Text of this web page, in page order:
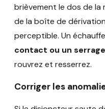
brièvement le dos de la
de la boîte de
perceptible. Un
contact ou un
rouvrez et resserrez.
Corriger les